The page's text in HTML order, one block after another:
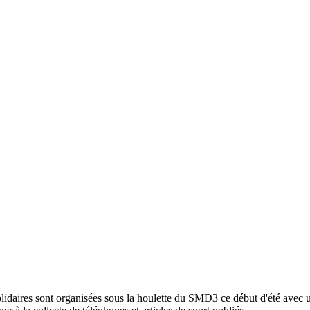
sont organisées sous la houlette du SMD3 ce début d'été avec